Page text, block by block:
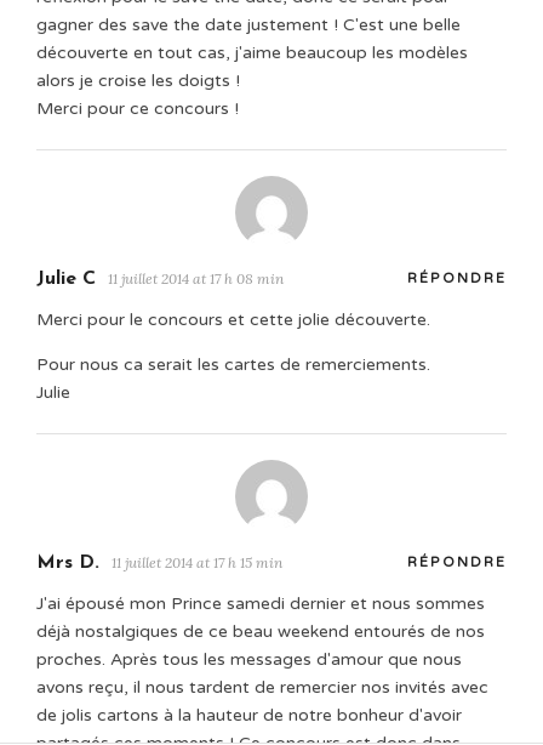
gagner des save the date justement ! C'est une belle
découverte en tout cas, j'aime beaucoup les modèles
alors je croise les doigts !
Merci pour ce concours !
Julie C 11 juillet 2014 at 17 h 08 min RÉPONDRE
Merci pour le concours et cette jolie découverte.
Pour nous ca serait les cartes de remerciements.
Julie
Mrs D. 11 juillet 2014 at 17 h 15 min RÉPONDRE
J'ai épousé mon Prince samedi dernier et nous sommes
déjà nostalgiques de ce beau weekend entourés de nos
proches. Après tous les messages d'amour que nous
avons reçu, il nous tardent de remercier nos invités avec
de jolis cartons à la hauteur de notre bonheur d'avoir